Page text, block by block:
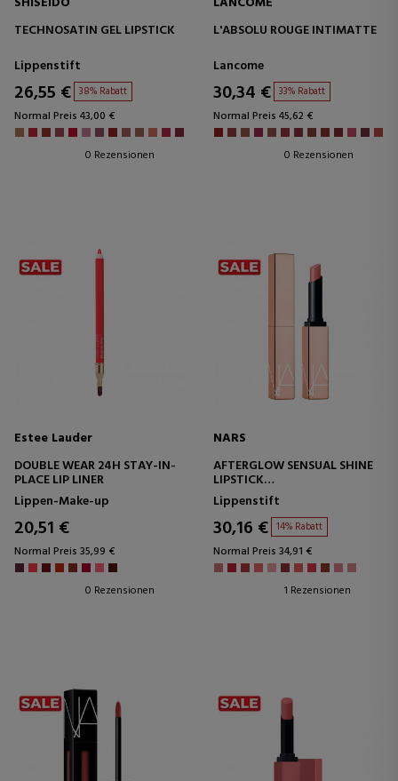
TECHNOSATIN GEL LIPSTICK
Lippenstift
26,55 € 38% Rabatt
Normal Preis 43,00 €
0 Rezensionen
L'ABSOLU ROUGE INTIMATTE
Lancome
30,34 € 33% Rabatt
Normal Preis 45,62 €
0 Rezensionen
Estee Lauder
DOUBLE WEAR 24H STAY-IN-
PLACE LIP LINER
Lippen-Make-up
20,51 €
Normal Preis 35,99 €
0 Rezensionen
NARS
AFTERGLOW SENSUAL SHINE
LIPSTICK
LIPPENSTIFT
Lippenstift
30,16 € 14% Rabatt
Normal Preis 34,91 €
1 Rezensionen